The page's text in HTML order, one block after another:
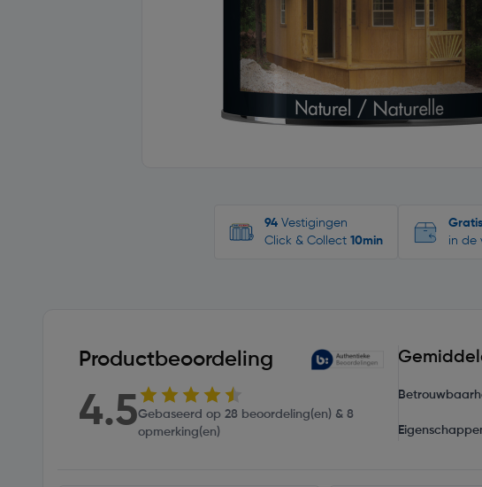
94 Vestigingen
Click & Collect 10min
in de
Productbeoordeling
4.5Gebaseerd op 28 beoordeling(en) & 8
opmerking(en)